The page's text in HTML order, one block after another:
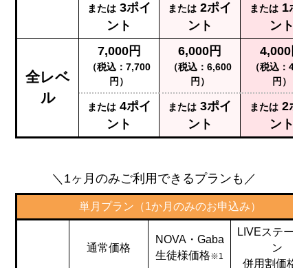
または3ポイ
ント
または 2ポイ
ント
または 1ポ
ント
全レベ
ル
7,000円
（税込：7,700
円）
6,000円
（税込：6,600
円）
4,000円
（税込：
円）
または4ポイ
ント
または 3ポイ
ント
または 2ポ
ント
＼1ヶ月のみご利用できるプランも／
単月プラン（1か月のみのお申込み）
通常価格
NOVA・Gaba
生徒様価格※1
LIVEステーシ
ン
併用割価格